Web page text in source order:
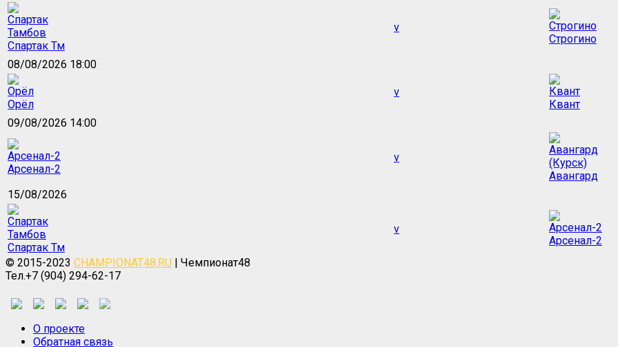
Спартак Тм
v
Строгино
08/08/2026 18:00
Орёл
v
Квант
09/08/2026 14:00
Арсенал-2
v
Авангард
15/08/2026
Спартак Тм
v
Арсенал-2
© 2015-2023 CHAMPIONAT48.RU | Чемпионат48
Тел.+7 (904) 294-62-17
О проекте
Обратная связь